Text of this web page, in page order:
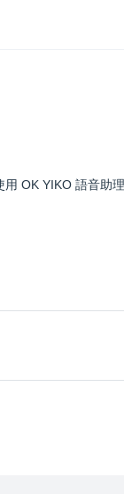
OK YIKO 語音助